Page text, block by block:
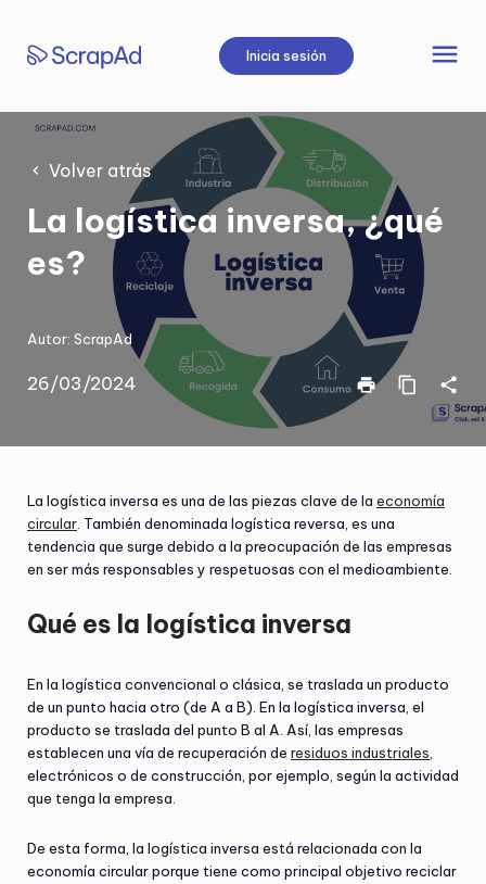
contenido
Inicia sesión menu
Volver atrás
La logística inversa, ¿qué
es?
Autor: ScrapAd
26/03/2024 print content_copy share
La logística inversa es una de las piezas clave de la economía
circular . También denominada logística reversa, es una
tendencia que surge debido a la preocupación de las empresas
en ser más responsables y respetuosas con el medioambiente.
Qué es la logística inversa
En la logística convencional o clásica, se traslada un producto
de un punto hacia otro (de A a B). En la logística inversa, el
producto se traslada del punto B al A. Así, las empresas
establecen una vía de recuperación de residuos industriales
electrónicos o de construcción, por ejemplo, según la actividad
que tenga la empresa.
De esta forma, la logística inversa está relacionada con la
economía circular porque tiene como principal objetivo reciclar